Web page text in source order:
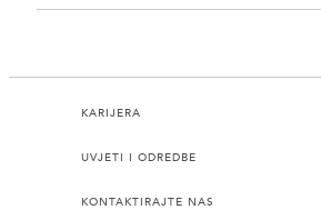
KARIJERA
UVJETI I ODREDBE
KONTAKTIRAJTE NAS